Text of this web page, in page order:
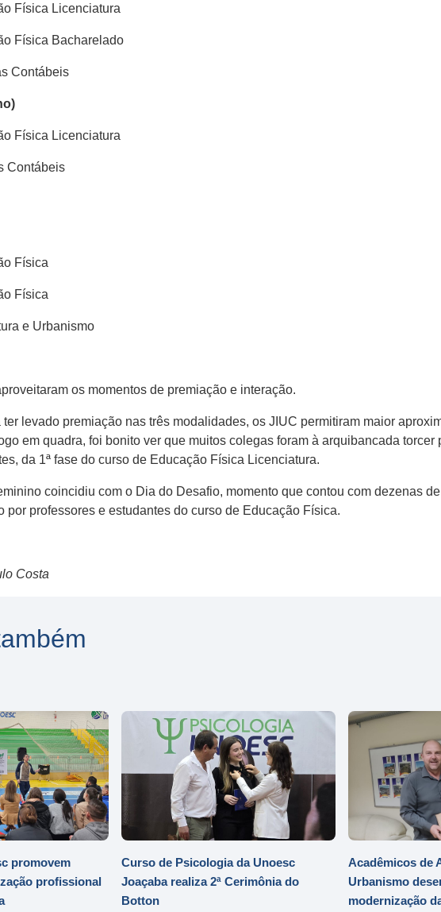
Física Licenciatura
Física Bacharelado
Contábeis
Física Licenciatura
Contábeis
Física
Física
e Urbanismo
os momentos de premiação e interação.
levado premiação nas três modalidades, os JIUC permitiram maior
em quadra, foi bonito ver que muitos colegas foram à arquibancada
da 1ª fase do curso de Educação Física Licenciatura.
coincidiu com o Dia do Desafio, momento que contou com dezenas
por professores e estudantes do curso de Educação Física.
Costa
promovem
profissional
Curso de Psicologia da Unoesc
Joaçaba realiza 2ª Cerimônia do
Botton
Acadêmicos de
Urbanismo
modernização